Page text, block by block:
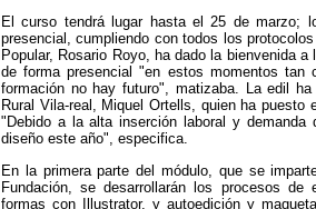
El curso tendrá lugar hasta el 25 de marzo;
presencial, cumpliendo con todos los
Popular, Rosario Royo, ha dado la bienvenida
de forma presencial "en estos momentos tan
formación no hay futuro", matizaba. La edil
Rural Vila-real, Miquel Ortells, quien ha
"Debido a la alta inserción laboral y
diseño este año", especifica.
En la primera parte del módulo, que se
Fundación, se desarrollarán los procesos
formas con Illustrator, y autoedición y